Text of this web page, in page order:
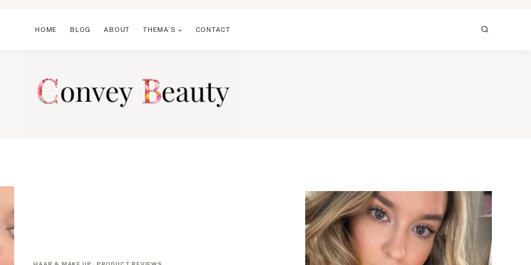
HOME BLOG ABOUT THEMA’S CONTACT